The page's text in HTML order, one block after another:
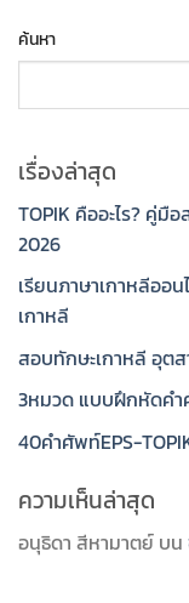
ค้นหา
เรื่องล่าสุด
TOPIK คืออะไร? คู่
2026
เรียนภาษาเกาหลีออ
เกาหลี
สอบทักษะเกาหลี อุต
3หมวด แบบฝึกหัดคำ
40คำศัพท์EPS-
ความเห็นล่าสุด
อนุธิดา สีหามาตย์ บน